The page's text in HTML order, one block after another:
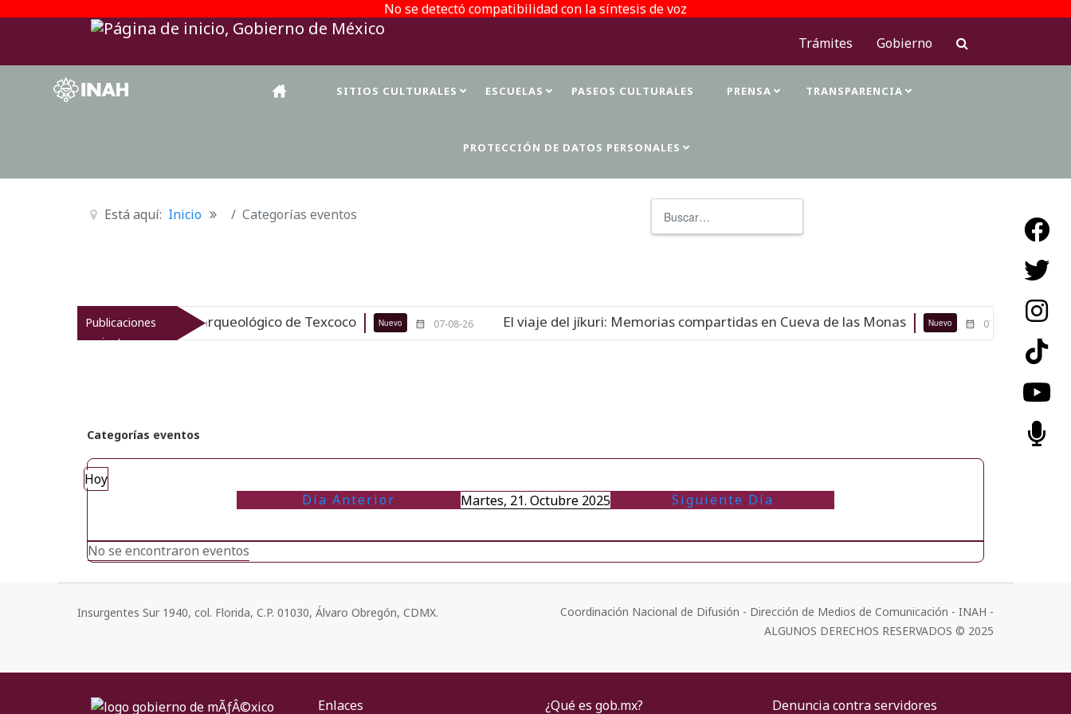
No se detectó compatibilidad con la síntesis de voz
Trámites
Gobierno
SITIOS CULTURALES ESCUELAS PASEOS CULTURALES PRENSA TRANSPARENCIA
PROTECCIÓN DE DATOS PERSONALES
Está aquí: Inicio Categorías eventos
Publicaciones
recientes
revitaliza el patrimonio arqueológico de Texcoco Nuevo 07-08-26 El viaje del jíkuri: Memorias compartidas en Cueva de las Monas Nuevo 07-08-26
Categorías eventos
Hoy
Día Anterior
Martes, 21. Octubre 2025 Siguiente Día
No se encontraron eventos
Insurgentes Sur 1940, col. Florida, C.P. 01030, Álvaro Obregón, CDMX.
Coordinación Nacional de Difusión - Dirección de Medios de Comunicación - INAH -
ALGUNOS DERECHOS RESERVADOS © 2025
Enlaces ¿Qué es gob.mx?
Denuncia contra servidores